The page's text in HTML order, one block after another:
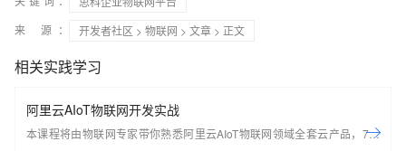
来 源：
开发者社区 > 物联网 > 文章 > 正文
相关实践学习
阿里云AIoT物联网开发实战
本课程将由物联网专家带你熟悉阿里云AIoT物联网领域全套云产品，7天